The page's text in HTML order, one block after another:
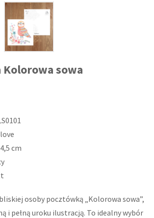
Kolorowa sowa
cm
osoby pocztówką „Kolorowa sowa”,
i pełną uroku ilustracją. To idealny wybór